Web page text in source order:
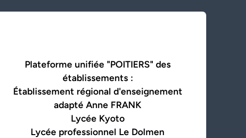
Plateforme unifiée "POITIERS" des
établissements :
Établissement régional d'enseignement
adapté Anne FRANK
Lycée Kyoto
Lycée professionnel Le Dolmen